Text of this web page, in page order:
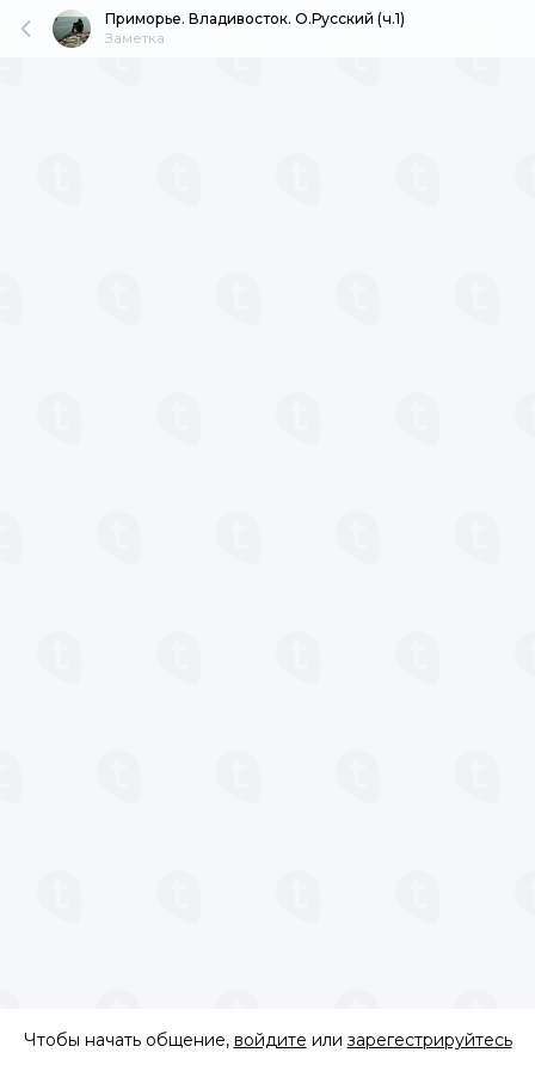
Приморье. Владивосток. О.Русский (ч.1)
Заметка
Чтобы начать общение, войдите или зарегестрируйтесь